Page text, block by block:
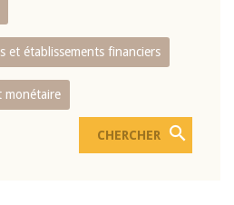
et établissements financiers
monétaire